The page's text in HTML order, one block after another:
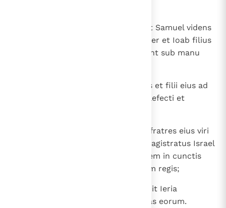
Et universa, quae consecraverant Samuel videns
et Saul filius Cis et Abner filius Ner et Ioab filius
Sarviae, omnia donaria sacra erant sub manu
De Isaaritis vero erant Chonenias et filii eius ad
opera forinsecus super Israel praefecti et
Porro de Hebronitis Hasabias et fratres eius viri
strenui mille septingenti erant magistratus Israel
trans Iordanem contra occidentem in cunctis
operibus Domini et in ministerium regis;
Hebronitarum autem princeps fuit Ieria
secundum cognationes et familias eorum.